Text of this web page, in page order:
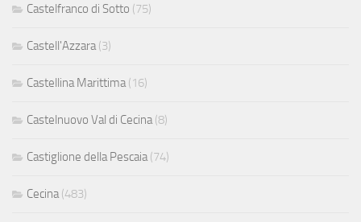
Castelfranco di Sotto (75)
Castell'Azzara (3)
Castellina Marittima (16)
Castelnuovo Val di Cecina (8)
Castiglione della Pescaia (74)
Cecina (483)